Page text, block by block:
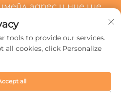
адрес и ние ще
Абонирай Се
за поверителност
tools to provide our services.
all cookies, click Personalize
all